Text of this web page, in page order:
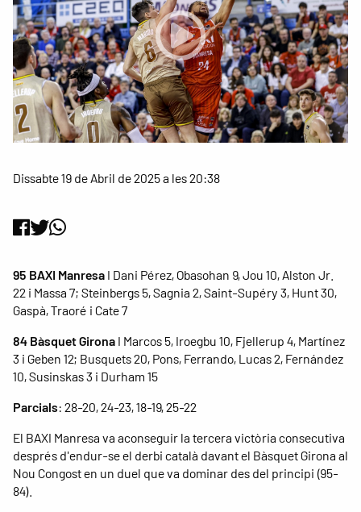
Dissabte 19 de Abril de 2025 a les 20:38
95 BAXI Manresa I Dani Pérez, Obasohan 9, Jou 10, Alston Jr.
22 i Massa 7; Steinbergs 5, Sagnia 2, Saint-Supéry 3, Hunt 30,
Gaspà, Traoré i Cate 7
84 Bàsquet Girona I Marcos 5, Iroegbu 10, Fjellerup 4, Martínez
3 i Geben 12; Busquets 20, Pons, Ferrando, Lucas 2, Fernández
10, Susinskas 3 i Durham 15
Parcials: 28-20, 24-23, 18-19, 25-22
El BAXI Manresa va aconseguir la tercera victòria consecutiva
després d'endur-se el derbi català davant el Bàsquet Girona al
Nou Congost en un duel que va dominar des del principi (95-
84).